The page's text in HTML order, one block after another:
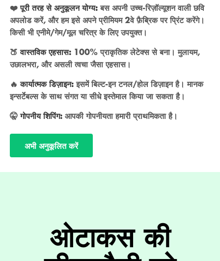
❤️पूरी तरह से अनुकूलन योग्य:बस अपनी उच्च-रिज़ॉल्यूशन वाली छवि
अपलोड करें, और हम इसे अपने प्रीमियम 2वे फ़ैब्रिक पर प्रिंट करेंगे।
किसी भी एनीमे/गेम/मूल चरित्र के लिए उपयुक्त।
🍑वास्तविक एहसास: 100% प्राकृतिक लेटेक्स से बना। मुलायम,
उछालभरा, और असली त्वचा जैसा एहसास।
🔥कार्यात्मक डिज़ाइन:इसमें बिल्ट-इन टनल/होल डिज़ाइन है। मानक
इन्सर्टेबल्स के साथ संगत या सीधे इस्तेमाल किया जा सकता है।
🤫गोपनीय शिपिंग: आपकी गोपनीयता हमारी प्राथमिकता है।
अभी अनुकूलित करें
ओटाकस की